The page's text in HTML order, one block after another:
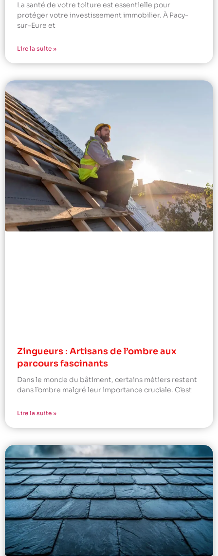
La santé de votre toiture est essentielle pour
protéger votre investissement immobilier. À Pacy-
sur-Eure et
Lire la suite »
Zingueurs : Artisans de l’ombre aux
parcours fascinants
Dans le monde du bâtiment, certains métiers restent
dans l’ombre malgré leur importance cruciale. C’est
Lire la suite »